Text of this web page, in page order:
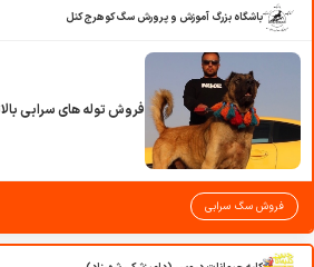
باشگاه بزرگ آموزش و پرورش سگ کوهرج کنل
فروش توله های سرابی
فروش سگ سرابی